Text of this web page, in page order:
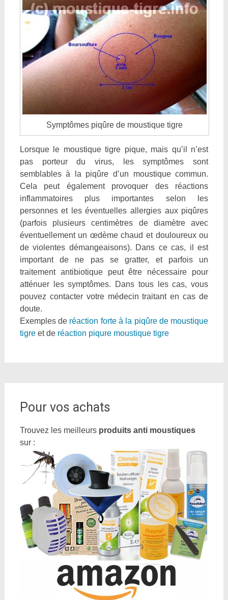
Symptômes piqûre de moustique tigre
Lorsque le moustique tigre pique, mais qu’il n’est
pas porteur du virus, les symptômes sont
semblables à la piqûre d’un moustique commun.
Cela peut également provoquer des réactions
inflammatoires plus importantes selon les
personnes et les éventuelles allergies aux piqûres
(parfois plusieurs centimètres de diamètre avec
éventuellement un œdème chaud et douloureux ou
de violentes démangeaisons). Dans ce cas, il est
important de ne pas se gratter, et parfois un
traitement antibiotique peut être nécessaire pour
atténuer les symptômes. Dans tous les cas, vous
pouvez contacter votre médecin traitant en cas de
doute.
Exemples de réaction forte à la piqûre de moustique
tigreet de réaction piqure moustique tigre
Pour vos achats
Trouvez les meilleurs produits anti moustiques
sur :